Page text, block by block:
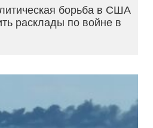
борьба в США
расклады по войне в